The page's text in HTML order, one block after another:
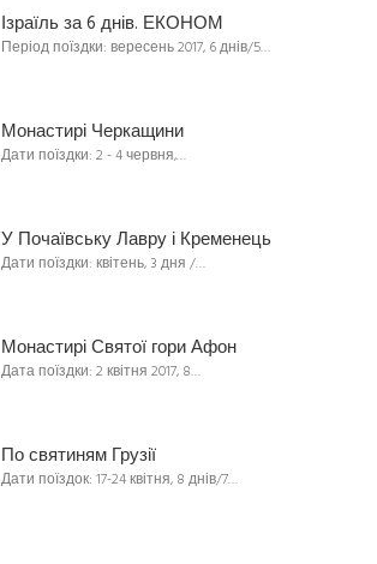
Ізраїль за 6 днів. ЕКОНОМ
Період поїздки: вересень 2017, 6 днів/5…
Монастирі Черкащини
Дати поїздки: 2 - 4 червня,…
У Почаївську Лавру і Кременець
Дати поїздки: квітень, 3 дня /…
Монастирі Святої гори Афон
Дата поїздки: 2 квітня 2017, 8…
По святиням Грузії
Дати поїздок: 17-24 квітня, 8 днів/7…